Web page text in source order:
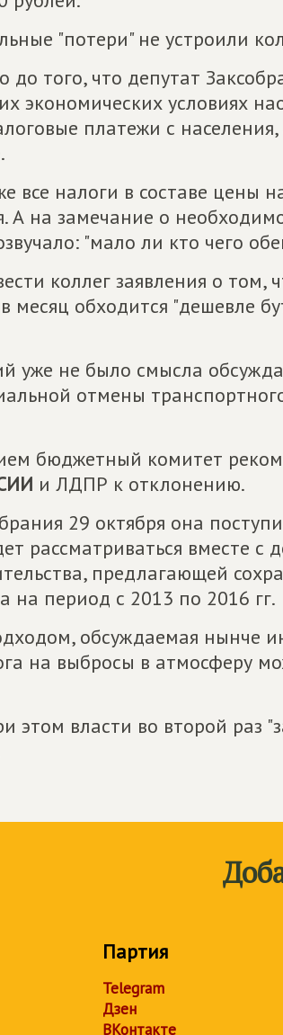
"потери" не устроили
того, что депутат
экономических условиях
платежи с
все налоги в составе цены
А на замечание о
"мало ли кто чего
коллег заявления о
месяц обходится "дешевле
уже не было смысла
отмены
бюджетный комитет
и ЛДПР к отклонению.
29 октября она
рассматриваться вместе с
предлагающей
на период с 2013 по 2016 гг.
обсуждаемая нынче
на выбросы в атмосферу
этом власти во второй раз
Партия
Telegram
Дзен
ВКонтакте